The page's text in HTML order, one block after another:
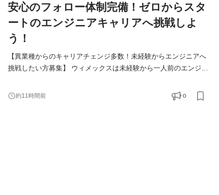
安心のフォロー体制完備！ゼロからスタ
ートのエンジニアキャリアへ挑戦しよ
う！
【異業種からのキャリアチェンジ多数！未経験からエンジニアへ
挑戦したい方募集】 ウィメックスは未経験から一人前のエンジニ
ニアに成長したい！」 そんな想いを持っている方は、まずカジュ
約11時間前 0